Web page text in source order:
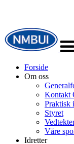
Forside
Om oss
Kontakt
Praktisk
Styret
Våre
Idretter